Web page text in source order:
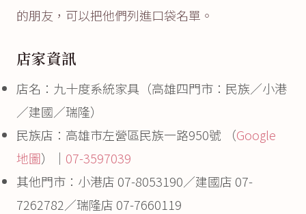
的朋友，可以把他們列進口袋名單。
店家資訊
店名：九十度系統家具（高雄四門市：民族／小港
／建國／瑞隆）
民族店：高雄市左營區民族一路950號 （Google
地圖）｜ 07-3597039
其他門市：小港店 07-8053190／建國店 07-
7262782／瑞隆店 07-7660119